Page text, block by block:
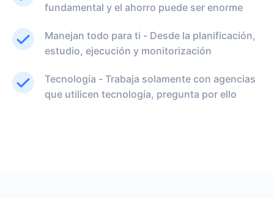
fundamental y el ahorro puede ser enorme
Manejan todo para ti - Desde la planificación,
estudio, ejecución y monitorización
Tecnología - Trabaja solamente con agencias
que utilicen tecnología, pregunta por ello